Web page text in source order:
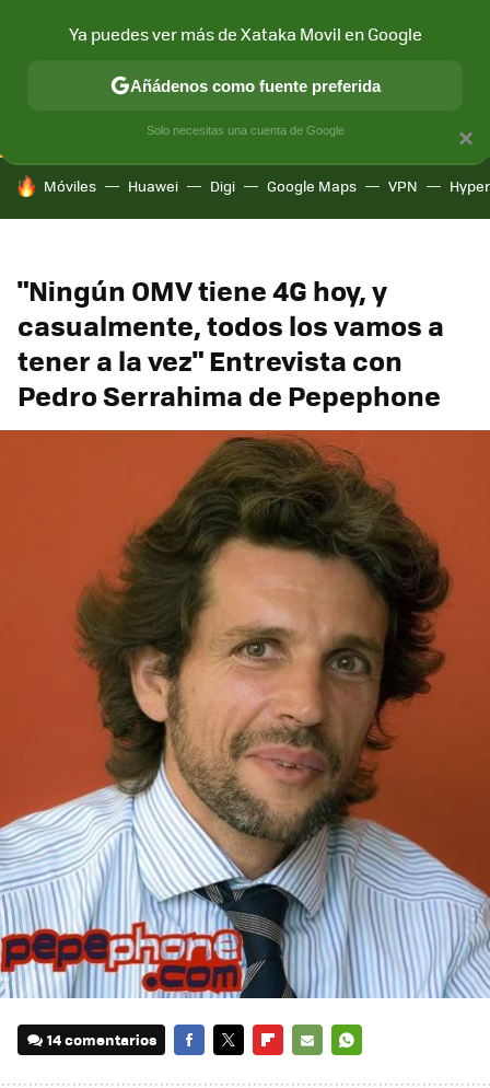
CONECTIVIDAD MÓVIL Y SOCIEDAD APLICACIONES
HOY SE HABLA DE
Móviles Huawei Digi Google Maps VPN
"Ningún OMV tiene 4G hoy, y
casualmente, todos los vamos a
tener a la vez" Entrevista con
Pedro Serrahima de Pepephone
14 comentarios
×
Ya puedes ver más de Xataka Movil en Google
Añádenos como fuente preferida
Solo necesitas una cuenta de Google